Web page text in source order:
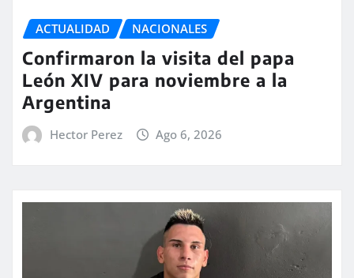
ACTUALIDAD NACIONALES
Confirmaron la visita del papa
León XIV para noviembre a la
Argentina
Hector Perez Ago 6, 2026